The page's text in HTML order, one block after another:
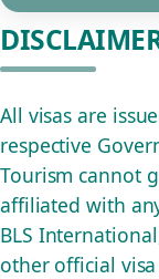
All visas are
respective
Tourism cannot
affiliated with
BLS
other official